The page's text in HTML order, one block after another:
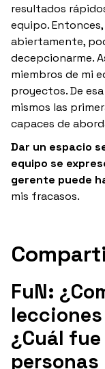
resultados
equipo.
abiertamente,
decepcionarme.
miembros de mi
proyectos. De
mismos las
capaces de
Dar un espacio
equipo se
gerente puede
mis fracasos.
FuN:
¿Cuál